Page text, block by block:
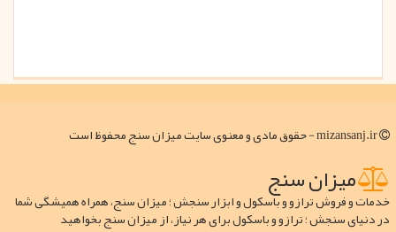
میزان سنج
خدمات و فروش ترازو و باسکول و ابزار سنجش ؛ میزان سنج، همراه همیشگی شما
در دنیای سنجش ؛ ترازو و باسکول برای هر نیاز، از میزان سنج بخواهید